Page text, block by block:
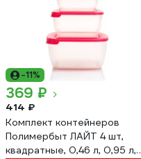
-11%
369 ₽
414 ₽
Комплект контейнеров
Полимербыт ЛАЙТ 4 шт,
квадратные, 0,46 л, 0,95 л,